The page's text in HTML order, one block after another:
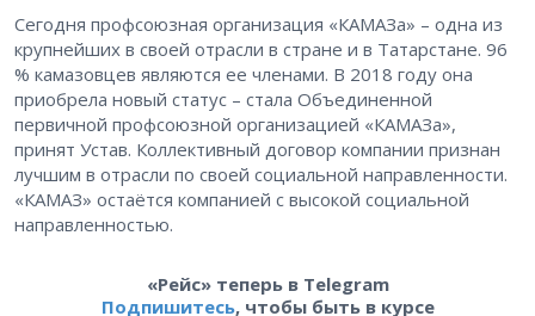
Сегодня профсоюзная организация «КАМАЗа» – одна из
крупнейших в своей отрасли в стране и в Татарстане. 96
% камазовцев являются ее членами. В 2018 году она
приобрела новый статус – стала Объединенной
первичной профсоюзной организацией «КАМАЗа»,
принят Устав. Коллективный договор компании признан
лучшим в отрасли по своей социальной направленности.
«КАМАЗ» остаётся компанией с высокой социальной
направленностью.
«Рейс» теперь в Telegram
Подпишитесь, чтобы быть в курсе